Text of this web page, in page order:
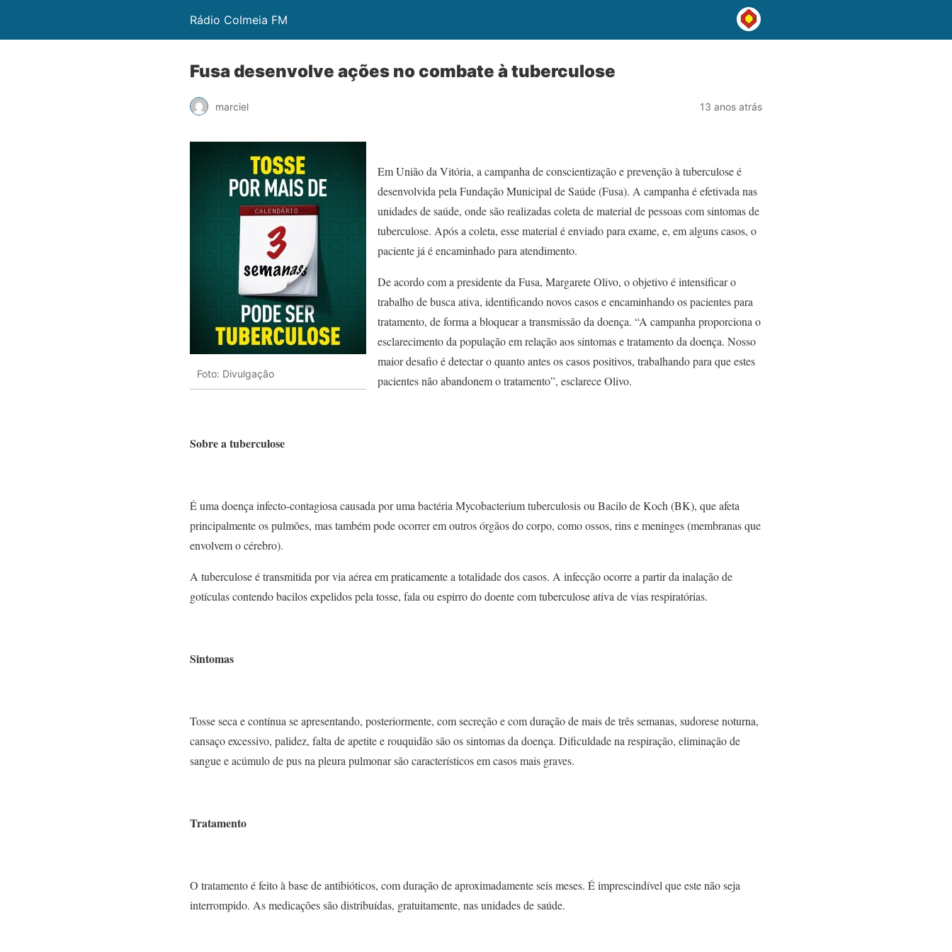
Rádio Colmeia FM
Fusa desenvolve ações no combate à tuberculose
marciel 13 anos atrás
Foto: Divulgação
Em União da Vitória, a campanha de conscientização e prevenção à tuberculose é
desenvolvida pela Fundação Municipal de Saúde (Fusa). A campanha é efetivada nas
unidades de saúde, onde são realizadas coleta de material de pessoas com sintomas de
tuberculose. Após a coleta, esse material é enviado para exame, e, em alguns casos, o
paciente já é encaminhado para atendimento.
De acordo com a presidente da Fusa, Margarete Olivo, o objetivo é intensificar o
trabalho de busca ativa, identificando novos casos e encaminhando os pacientes para
tratamento, de forma a bloquear a transmissão da doença. “A campanha proporciona o
esclarecimento da população em relação aos sintomas e tratamento da doença. Nosso
maior desafio é detectar o quanto antes os casos positivos, trabalhando para que estes
pacientes não abandonem o tratamento”, esclarece Olivo.
Sobre a tuberculose
É uma doença infecto-contagiosa causada por uma bactéria Mycobacterium tuberculosis ou Bacilo de Koch (BK), que afeta
principalmente os pulmões, mas também pode ocorrer em outros órgãos do corpo, como ossos, rins e meninges (membranas que
envolvem o cérebro).
A tuberculose é transmitida por via aérea em praticamente a totalidade dos casos. A infecção ocorre a partir da inalação de
gotículas contendo bacilos expelidos pela tosse, fala ou espirro do doente com tuberculose ativa de vias respiratórias.
Sintomas
Tosse seca e contínua se apresentando, posteriormente, com secreção e com duração de mais de três semanas, sudorese noturna,
cansaço excessivo, palidez, falta de apetite e rouquidão são os sintomas da doença. Dificuldade na respiração, eliminação de
sangue e acúmulo de pus na pleura pulmonar são característicos em casos mais graves.
Tratamento
O tratamento é feito à base de antibióticos, com duração de aproximadamente seis meses. É imprescindível que este não seja
interrompido. As medicações são distribuídas, gratuitamente, nas unidades de saúde.